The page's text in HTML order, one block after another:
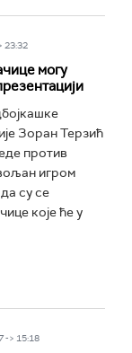
23:32
могу
Зоран Терзић
против
игром
су се
које ће у
-> 15:18